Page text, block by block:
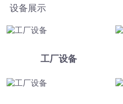
设备展示
工厂设备